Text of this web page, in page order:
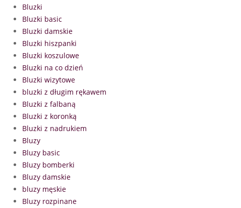
Bluzki
Bluzki basic
Bluzki damskie
Bluzki hiszpanki
Bluzki koszulowe
Bluzki na co dzień
Bluzki wizytowe
bluzki z długim rękawem
Bluzki z falbaną
Bluzki z koronką
Bluzki z nadrukiem
Bluzy
Bluzy basic
Bluzy bomberki
Bluzy damskie
bluzy męskie
Bluzy rozpinane